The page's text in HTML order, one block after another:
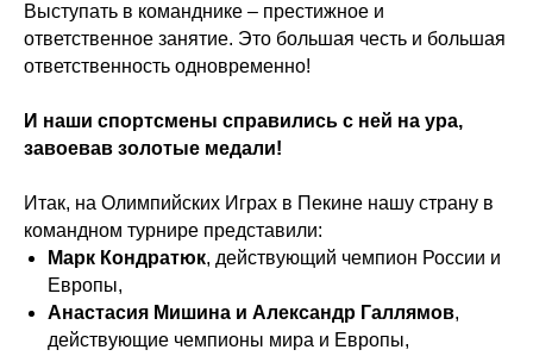
Выступать в команднике – престижное и
ответственное занятие. Это большая честь и большая
ответственность одновременно!
И наши спортсмены справились с ней на ура,
завоевав золотые медали!
Итак, на Олимпийских Играх в Пекине нашу страну в
командном турнире представили:
Марк Кондратюк, действующий чемпион России и
Европы,
Анастасия Мишина и Александр Галлямов,
действующие чемпионы мира и Европы,